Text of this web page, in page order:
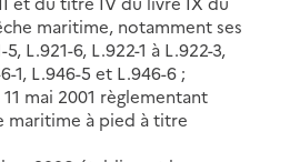
maritime, notamment ses
L.921-6, L.922-1 à L.922-3,
1, L.946-5 et L.946-6 ;
mai 2001 règlementant
maritime à pied à titre